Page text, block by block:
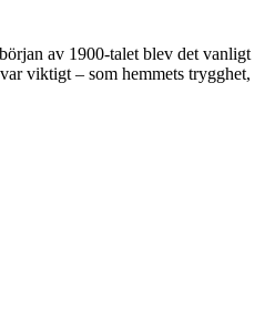
av 1900-talet blev det vanligt
viktigt – som hemmets trygghet,